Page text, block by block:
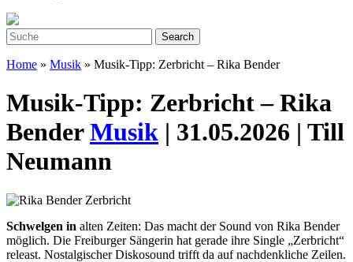
Home » Musik » Musik-Tipp: Zerbricht – Rika Bender
Musik-Tipp: Zerbricht – Rika
BenderMusik | 31.05.2026 | Till
Neumann
Schwelgen in alten Zeiten: Das macht der Sound von Rika Bender
möglich. Die Freiburger Sängerin hat gerade ihre Single „Zerbricht“
releast. Nostalgischer Diskosound trifft da auf nachdenkliche Zeilen.